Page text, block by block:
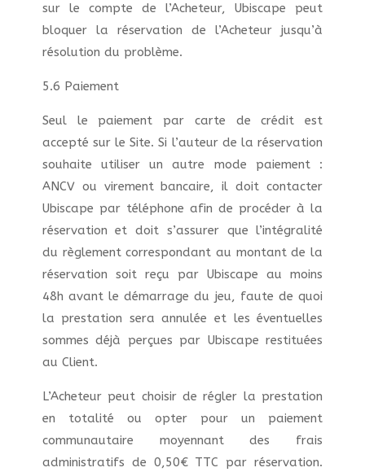
sur le compte de l’Acheteur, Ubiscape peut
bloquer la réservation de l’Acheteur jusqu’à
résolution du problème.
5.6 Paiement
Seul le paiement par carte de crédit est
accepté sur le Site. Si l’auteur de la réservation
souhaite utiliser un autre mode paiement :
ANCV ou virement bancaire, il doit contacter
Ubiscape par téléphone afin de procéder à la
réservation et doit s’assurer que l’intégralité
du règlement correspondant au montant de la
réservation soit reçu par Ubiscape au moins
48h avant le démarrage du jeu, faute de quoi
la prestation sera annulée et les éventuelles
sommes déjà perçues par Ubiscape restituées
au Client.
L’Acheteur peut choisir de régler la prestation
en totalité ou opter pour un paiement
communautaire moyennant des frais
administratifs de 0,50€ TTC par réservation.